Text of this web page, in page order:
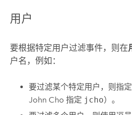
用户
要根据特定用户过滤事件，则在
户名，例如：
要过滤某个特定用户，则指
John Cho 指定 jcho）。